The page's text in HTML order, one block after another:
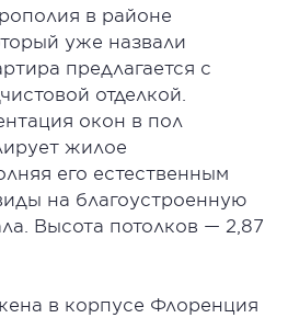
в районе
уже назвали
предлагается с
отделкой.
окон в пол
жилое
его естественным
на благоустроенную
Высота потолков — 2,87
в корпусе Флоренция